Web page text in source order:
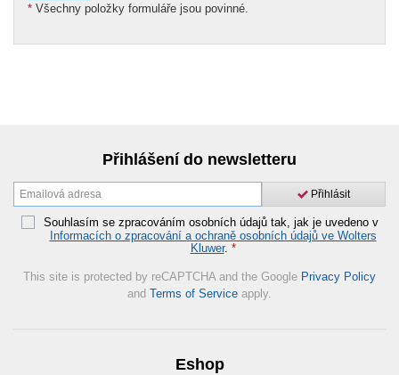
* Všechny položky formuláře jsou povinné.
Přihlášení do newsletteru
Přihlásit
Souhlasím se zpracováním osobních údajů tak, jak je uvedeno v
Informacích o zpracování a ochraně osobních údajů ve Wolters
Kluwer. *
This site is protected by reCAPTCHA and the Google Privacy Policy
and Terms of Service apply.
Eshop